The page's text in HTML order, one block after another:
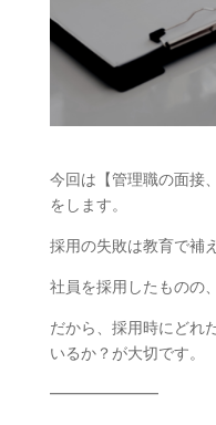
今回は【管理職の面接
をします。
採用の失敗は教育で補
社員を採用したものの
だから、採用時にどれ
いるか？が大切です。
━━━━━━━